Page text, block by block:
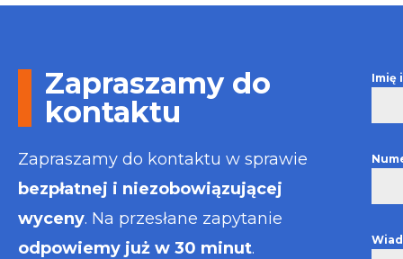
wystawiona
Zapraszamy do
kontaktu
Zapraszamy do kontaktu w sprawie
bezpłatnej i niezobowiązującej
wyceny. Na przesłane zapytanie
odpowiemy już w 30 minut.
Imię